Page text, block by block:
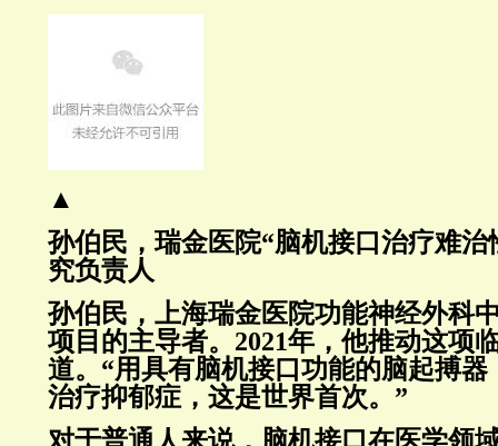
▲
孙伯民，瑞金医院“脑机接口治疗难治
究负责人
孙伯民，上海瑞金医院功能神经外科
项目的主导者。2021年，他推动这项
道。“用具有脑机接口功能的脑起搏
治疗抑郁症，这是世界首次。”